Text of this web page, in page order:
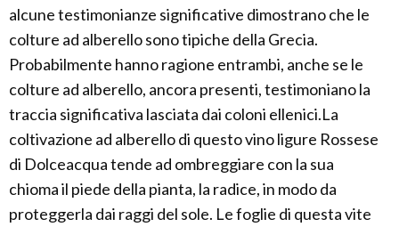
alcune testimonianze significative dimostrano che le
colture ad alberello sono tipiche della Grecia.
Probabilmente hanno ragione entrambi, anche se le
colture ad alberello, ancora presenti, testimoniano la
traccia significativa lasciata dai coloni ellenici.La
coltivazione ad alberello di questo vino ligure Rossese
di Dolceacqua tende ad ombreggiare con la sua
chioma il piede della pianta, la radice, in modo da
proteggerla dai raggi del sole. Le foglie di questa vite